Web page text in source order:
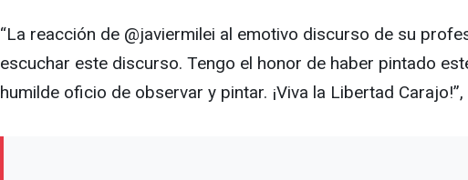
“La reacción de @javiermilei al emotivo discurso de su
escuchar este discurso. Tengo el honor de haber pintado
humilde oficio de observar y pintar. ¡Viva la Libertad